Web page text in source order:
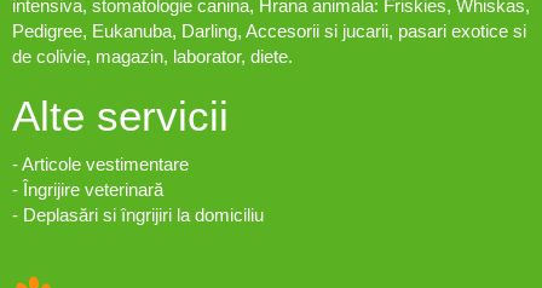
intensiva, stomatologie canina, Hrana animala: Friskies, Whiskas,
Pedigree, Eukanuba, Darling, Accesorii si jucarii, pasari exotice si
de colivie, magazin, laborator, diete.
Alte servicii
- Articole vestimentare
- Îngrijire veterinară
- Deplasări si îngrijiri la domiciliu